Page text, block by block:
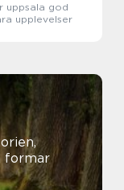
god
upplevelser
formar